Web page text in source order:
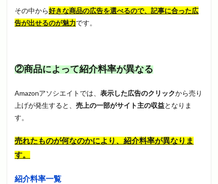
その中から好きな商品の広告を選べるので、記事に合った広
告が出せるのが魅力です。
②商品によって紹介料率が異なる
Amazonアソシエイトでは、 表示した広告のクリックから売り
上げが発生すると、 売上の一部がサイト主の収益となりま
す。
売れたものが何なのかにより、紹介料率が異なりま
す。
紹介料率一覧